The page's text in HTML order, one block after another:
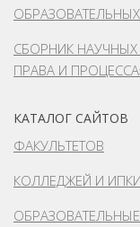
СБОРНИК
ПРАВА И
КАТАЛОГ САЙТОВ
ФАКУЛЬТЕТОВ
КОЛЛЕДЖЕЙ И
ОБРАЗОВАТЕЛЬНЫЕ